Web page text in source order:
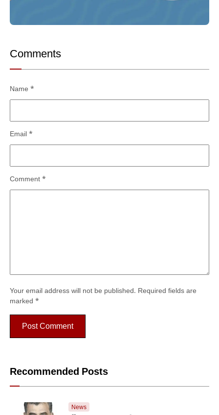
Comments
Your email address will not be published. Required fields are
marked *
Comment *
Name *
Email *
Recommended Posts
News